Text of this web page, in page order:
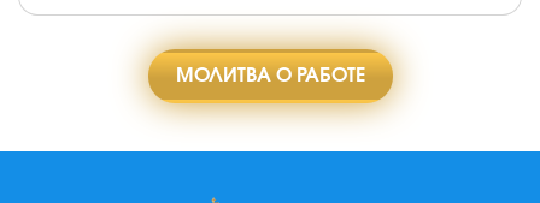
МОЛИТВА О РАБОТЕ